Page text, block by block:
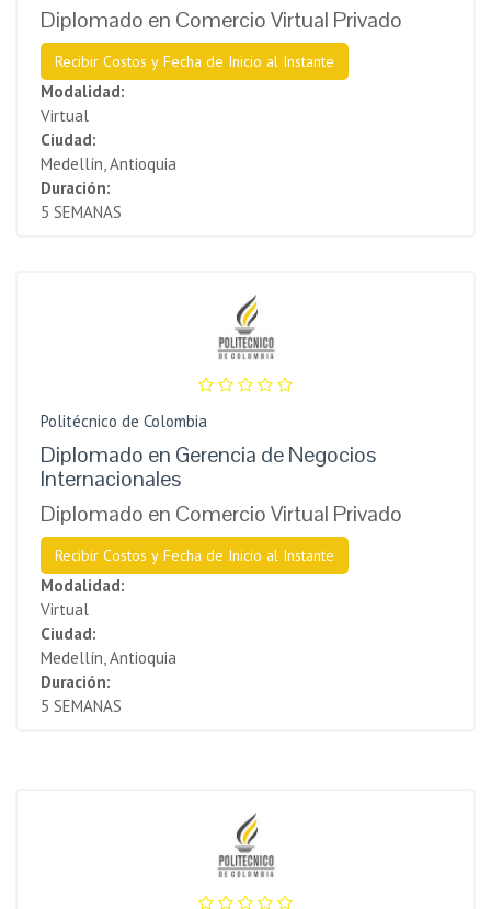
Diplomado en Comercio Virtual Privado
Recibir Costos y Fecha de Inicio al Instante
Modalidad:
Virtual
Ciudad:
Medellín, Antioquia
Duración:
5 SEMANAS
Politécnico de Colombia
Diplomado en Gerencia de Negocios
Internacionales
Diplomado en Comercio Virtual Privado
Recibir Costos y Fecha de Inicio al Instante
Modalidad:
Virtual
Ciudad:
Medellín, Antioquia
Duración:
5 SEMANAS